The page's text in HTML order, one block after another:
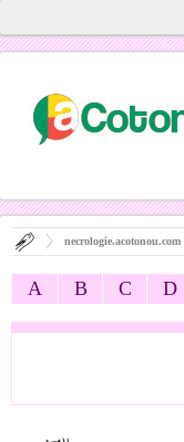
necrologie.acotonou.com
A B C D